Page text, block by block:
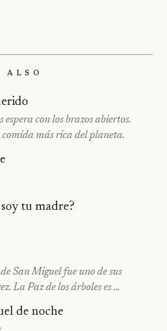
Also
con los brazos abiertos.
más rica del planeta.
tu madre?
San Miguel fue uno de sus
La Paz de los árboles es …
de noche